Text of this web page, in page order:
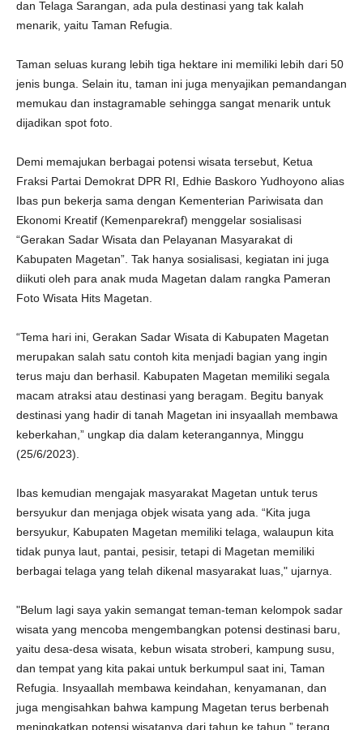
dan Telaga Sarangan, ada pula destinasi yang tak kalah
menarik, yaitu Taman Refugia.
Taman seluas kurang lebih tiga hektare ini memiliki lebih dari 50
jenis bunga. Selain itu, taman ini juga menyajikan pemandangan
memukau dan instagramable sehingga sangat menarik untuk
dijadikan spot foto.
Demi memajukan berbagai potensi wisata tersebut, Ketua
Fraksi Partai Demokrat DPR RI, Edhie Baskoro Yudhoyono alias
Ibas pun bekerja sama dengan Kementerian Pariwisata dan
Ekonomi Kreatif (Kemenparekraf) menggelar sosialisasi
“Gerakan Sadar Wisata dan Pelayanan Masyarakat di
Kabupaten Magetan”. Tak hanya sosialisasi, kegiatan ini juga
diikuti oleh para anak muda Magetan dalam rangka Pameran
Foto Wisata Hits Magetan.
“Tema hari ini, Gerakan Sadar Wisata di Kabupaten Magetan
merupakan salah satu contoh kita menjadi bagian yang ingin
terus maju dan berhasil. Kabupaten Magetan memiliki segala
macam atraksi atau destinasi yang beragam. Begitu banyak
destinasi yang hadir di tanah Magetan ini insyaallah membawa
keberkahan,” ungkap dia dalam keterangannya, Minggu
(25/6/2023).
Ibas kemudian mengajak masyarakat Magetan untuk terus
bersyukur dan menjaga objek wisata yang ada. “Kita juga
bersyukur, Kabupaten Magetan memiliki telaga, walaupun kita
tidak punya laut, pantai, pesisir, tetapi di Magetan memiliki
berbagai telaga yang telah dikenal masyarakat luas," ujarnya.
"Belum lagi saya yakin semangat teman-teman kelompok sadar
wisata yang mencoba mengembangkan potensi destinasi baru,
yaitu desa-desa wisata, kebun wisata stroberi, kampung susu,
dan tempat yang kita pakai untuk berkumpul saat ini, Taman
Refugia. Insyaallah membawa keindahan, kenyamanan, dan
juga mengisahkan bahwa kampung Magetan terus berbenah
meningkatkan potensi wisatanya dari tahun ke tahun,” terang